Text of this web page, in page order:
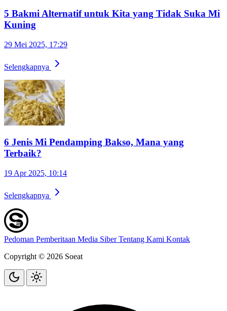
5 Bakmi Alternatif untuk Kita yang Tidak Suka Mi
Kuning
29 Mei 2025, 17:29
Selengkapnya
6 Jenis Mi Pendamping Bakso, Mana yang
Terbaik?
19 Apr 2025, 10:14
Selengkapnya
Pedoman Pemberitaan Media SiberTentang Kami Kontak
Copyright © 2026 Soeat